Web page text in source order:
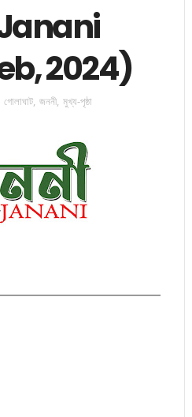
2024)
গোলাঘাট, জননী, মুখ্য-পৃষ্ঠা